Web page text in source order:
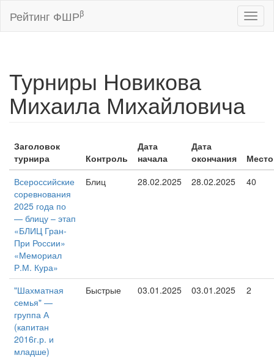
Рейтинг ФШРβ
Турниры Новикова
Михаила Михайловича
Заголовок
турнира
Контроль
Дата
начала
Дата
окончания
Место
Всероссийские
соревнования
2025 года по
— блицу – этап
«БЛИЦ Гран-
При России»
«Мемориал
Р.М. Кура»
Блиц 28.02.2025 28.02.2025 40
"Шахматная
семья" —
группа А
(капитан
2016г.р. и
младше)
Быстрые 03.01.2025 03.01.2025 2